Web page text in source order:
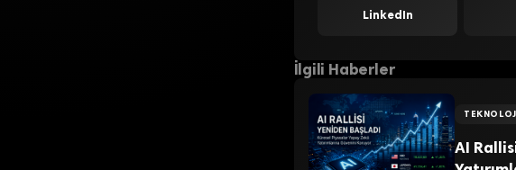
LinkedIn
İlgili Haberler
AI